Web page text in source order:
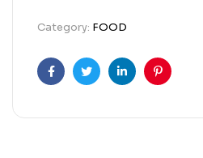
Category: FOOD
FacebookTwitterLinkedinPinterest